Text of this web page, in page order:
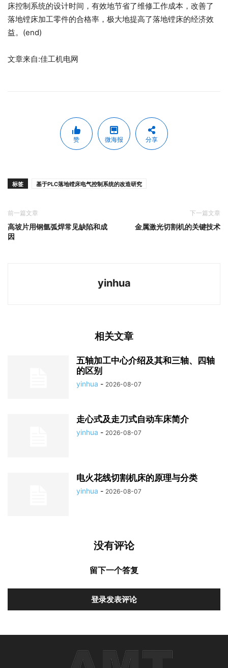
床控制系统的设计时间，有效地节省了维修工作成本，改善了
落地镗床加工零件的合格率，极大地提高了落地镗床的经济效
益。(end)
文章来自:佳工机电网
赞 微海报 分享
标签 基于PLC落地镗床电气控制系统的改造研究
前一篇文章
高坡片用钢氩弧焊常见缺陷和成
因
下一篇文章
金属激光切割机的关键技术
yinhua
相关文章
五轴加工中心介绍及其和三轴、四轴
的区别
yinhua - 2026-08-07
走心式及走刀式自动车床简介
yinhua - 2026-08-07
电火花线切割机床的原理与分类
yinhua - 2026-08-07
没有评论
留下一个答复
登录发表评论